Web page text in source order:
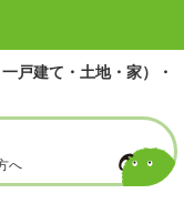
戸建て・土地・家）・
へ